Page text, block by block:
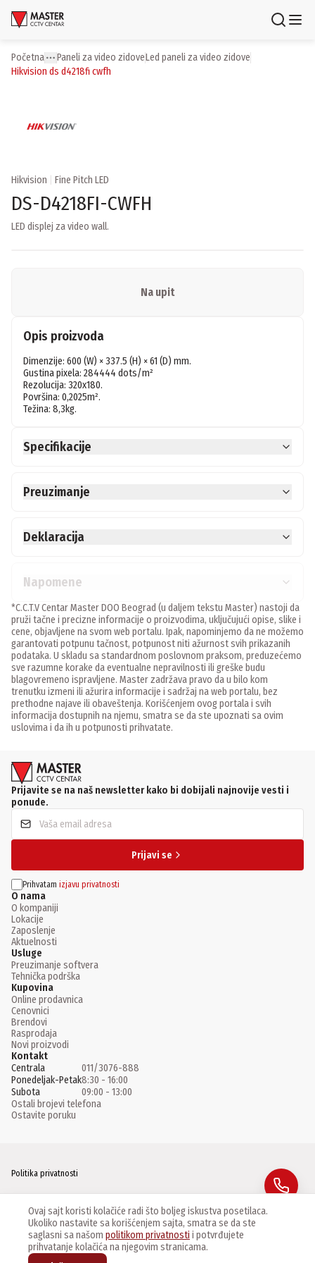
Uloguj se Registruj se
Brendovi
Usluge i rešenja
O nama
Početna More
Toggle menu
paneli za video zidove led paneli za video zidove
hikvision ds d4218fi cwfh
Hikvision Fine Pitch LED
DS-D4218FI-CWFH
LED displej za video wall.
Na upit
Opis proizvoda
Dimenzije: 600 (W) × 337.5 (H) × 61 (D) mm.
Gustina pixela: 284444 dots/m²
Rezolucija: 320x180.
Površina: 0,2025m².
Specifikacije
Preuzimanje
Deklaracija
Napomene
*C.C.T.V Centar Master DOO Beograd (u daljem tekstu Master) nastoji da
pruži tačne i precizne informacije o proizvodima, uključujući opise, slike i
cene, objavljene na svom web portalu. Ipak, napominjemo da ne možemo
garantovati potpunu tačnost, potpunost niti ažurnost svih prikazanih
podataka. U skladu sa standardnom poslovnom praksom, preduzećemo
sve razumne korake da eventualne nepravilnosti ili greške budu
blagovremeno ispravljene. Master zadržava pravo da u bilo kom
trenutku izmeni ili ažurira informacije i sadržaj na web portalu, bez
prethodne najave ili obaveštenja. Korišćenjem ovog portala i svih
informacija dostupnih na njemu, smatra se da ste upoznati sa ovim
uslovima i da ih u potpunosti prihvatate.
Prijavite se na naš newsletter kako bi dobijali najnovije vesti i
ponude.
Prijavi se
Prihvatam izjavu privatnosti
O nama
O kompaniji
Lokacije
Zaposlenje
Aktuelnosti
Usluge
Preuzimanje softvera
Tehnička podrška
Kupovina
Online prodavnica
Cenovnici
Brendovi
Rasprodaja
Novi proizvodi
Kontakt
Centrala
011/3076-888
Ponedeljak-Petak8:30 - 16:00
Subota
09:00 - 13:00
Ostali brojevi telefona
Ostavite poruku
Politika privatnosti
Instagram
Linkedin
Ovaj sajt koristi kolačiće radi što boljeg iskustva posetilaca.
Ukoliko nastavite sa korišćenjem sajta, smatra se da ste
saglasni sa našom politikom privatnosti i potvrđujete
prihvatanje kolačića na njegovim stranicama.